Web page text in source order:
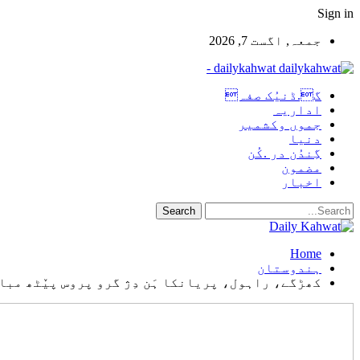
Sign in
جمعہ, اگست 7, 2026
dailykahwat -
گ.ڈنیُک صفہ
اداریہ
جموں وکشمیر
دنیا
گِندُن در .کُن
مضمون
اخبار
Home
ہندوستان
کھڑگے، راہول، پریانکا ہَن دِژ گرو پروس پیٚٹھ